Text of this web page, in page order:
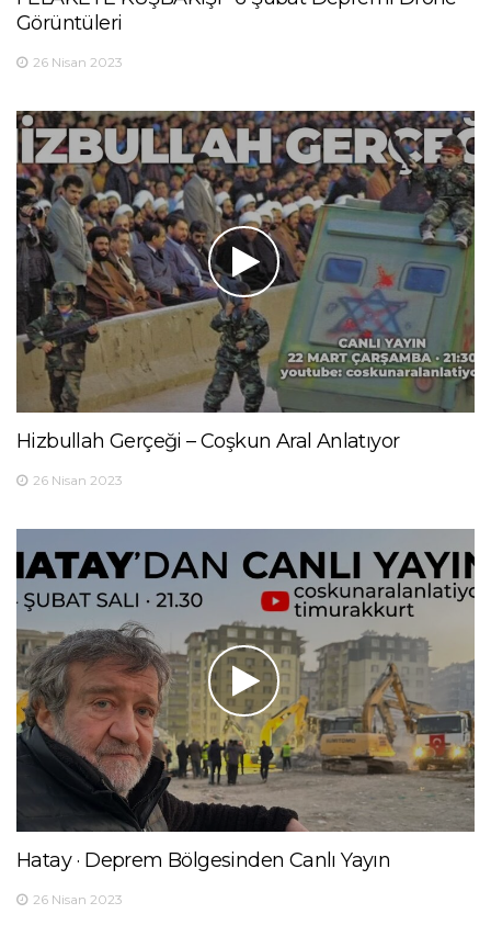
Görüntüleri
26 Nisan 2023
Hizbullah Gerçeği – Coşkun Aral Anlatıyor
26 Nisan 2023
Hatay · Deprem Bölgesinden Canlı Yayın
26 Nisan 2023